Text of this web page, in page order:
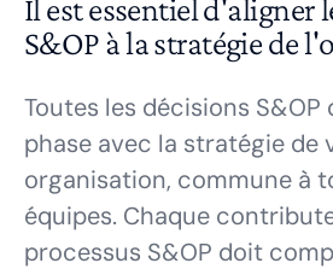
Il est essentiel d'aligner
S&OP à la stratégie de
Toutes les décisions
phase avec la stratégie de
organisation, commune à
équipes. Chaque
processus S&OP doit